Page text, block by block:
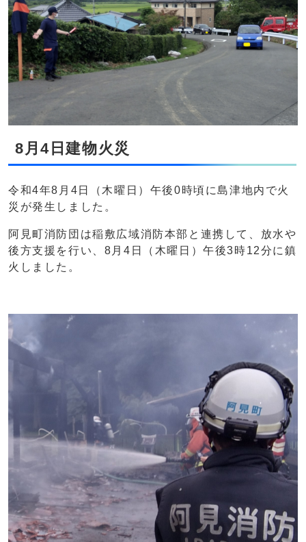
8月4日建物火災
令和4年8月4日（木曜日）午後0時頃に島津地内で火
災が発生しました。
阿見町消防団は稲敷広域消防本部と連携して、放水や
後方支援を行い、8月4日（木曜日）午後3時12分に鎮
火しました。